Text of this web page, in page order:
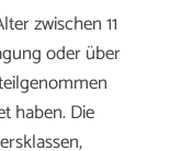
zwischen 11
oder über
haben. Die